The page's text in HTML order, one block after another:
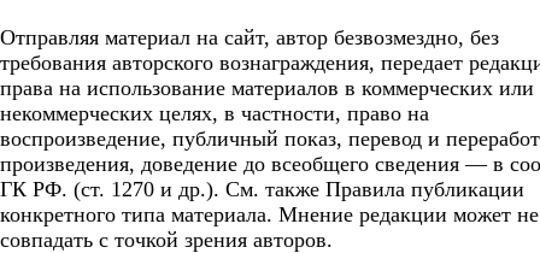
Отправляя материал на сайт, автор безвозмездно, без
требования авторского вознаграждения, передает
права на использование материалов в коммерческих или
некоммерческих целях, в частности, право на
воспроизведение, публичный показ, перевод и
произведения, доведение до всеобщего сведения — в
ГК РФ. (ст. 1270 и др.). См. также Правила публикации
конкретного типа материала. Мнение редакции может не
совпадать с точкой зрения авторов.